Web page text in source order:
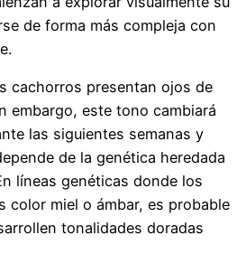
de forma más compleja con
cachorros presentan ojos de
embargo, este tono cambiará
las siguientes semanas y
de la genética heredada
líneas genéticas donde los
color miel o ámbar, es probable
tonalidades doradas